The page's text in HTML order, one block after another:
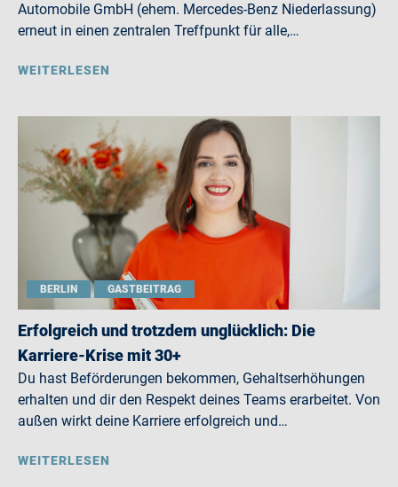
Automobile GmbH (ehem. Mercedes-Benz Niederlassung)
erneut in einen zentralen Treffpunkt für alle,…
WEITERLESEN
BERLIN GASTBEITRAG
Erfolgreich und trotzdem unglücklich: Die
Karriere-Krise mit 30+
Du hast Beförderungen bekommen, Gehaltserhöhungen
erhalten und dir den Respekt deines Teams erarbeitet. Von
außen wirkt deine Karriere erfolgreich und…
WEITERLESEN